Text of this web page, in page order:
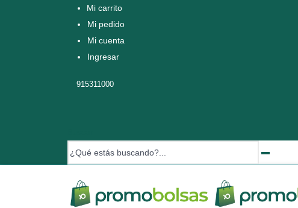
Mi carrito
Mi pedido
Mi cuenta
Ingresar
915311000